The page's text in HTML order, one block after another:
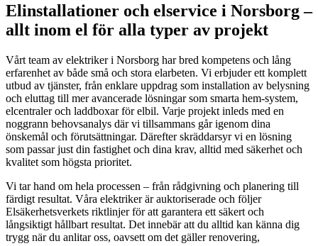
Elinstallationer och elservice i Norsborg –
allt inom el för alla typer av projekt
Vårt team av elektriker i Norsborg har bred kompetens och lång
erfarenhet av både små och stora elarbeten. Vi erbjuder ett komplett
utbud av tjänster, från enklare uppdrag som installation av belysning
och eluttag till mer avancerade lösningar som smarta hem-system,
elcentraler och laddboxar för elbil. Varje projekt inleds med en
noggrann behovsanalys där vi tillsammans går igenom dina
önskemål och förutsättningar. Därefter skräddarsyr vi en lösning
som passar just din fastighet och dina krav, alltid med säkerhet och
kvalitet som högsta prioritet.
Vi tar hand om hela processen – från rådgivning och planering till
färdigt resultat. Våra elektriker är auktoriserade och följer
Elsäkerhetsverkets riktlinjer för att garantera ett säkert och
långsiktigt hållbart resultat. Det innebär att du alltid kan känna dig
trygg när du anlitar oss, oavsett om det gäller renovering,